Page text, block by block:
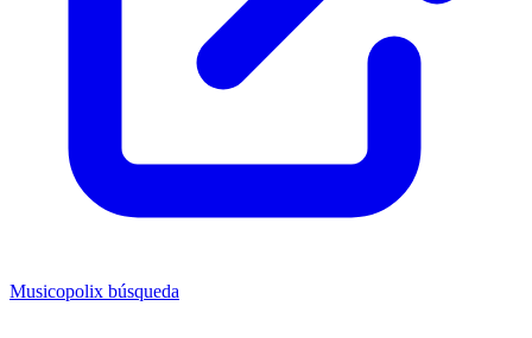
Musicopolix búsqueda